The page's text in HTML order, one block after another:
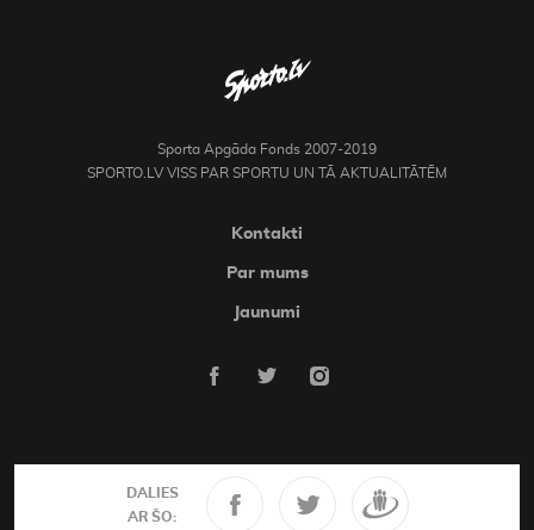
DALIES
AR ŠO:
Sporta Apgāda Fonds 2007-2019
SPORTO.LV VISS PAR SPORTU UN TĀ AKTUALITĀTĒM
Kontakti
Par mums
Jaunumi